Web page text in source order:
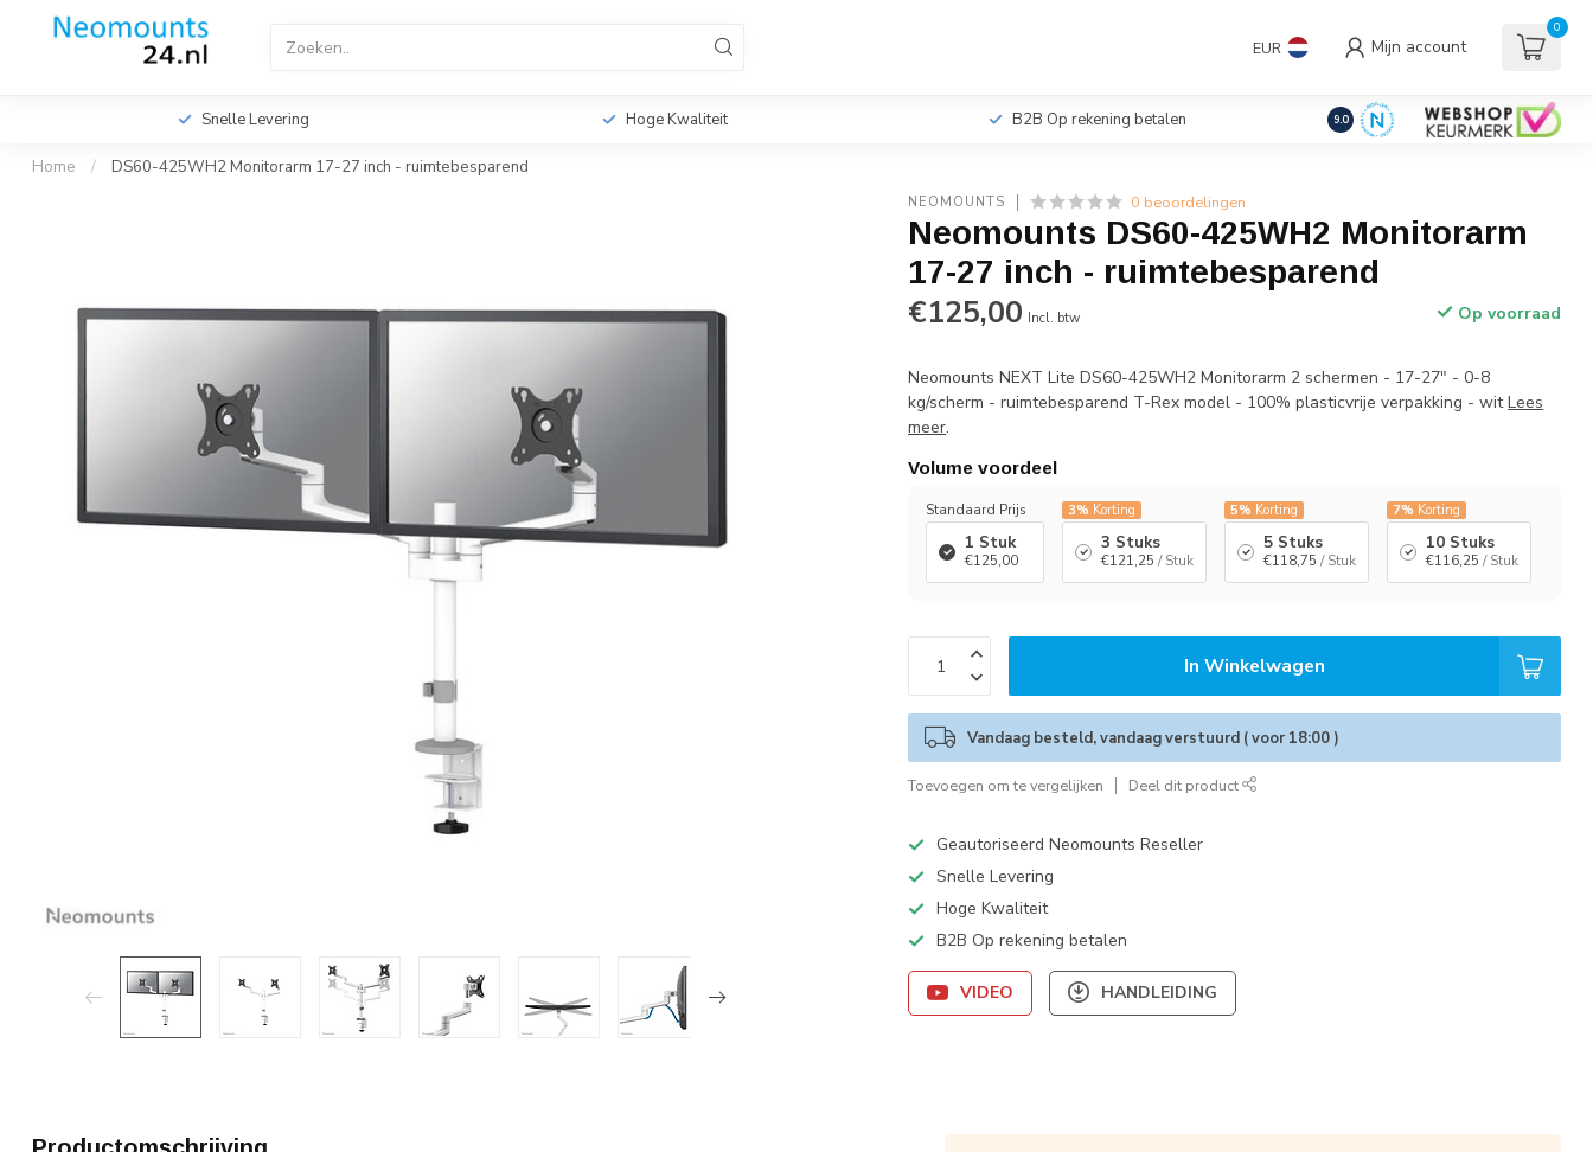
EUR Mijn account
0
Home TV Beugels
Videowall TV Beugels
€Incl. btw
Snelle Levering Hoge Kwaliteit B2B Op rekening betalen 9.0
Home / DS60-425WH2 Monitorarm 17-27 inch - ruimtebesparend
NEOMOUNTS 0 beoordelingen
Neomounts DS60-425WH2 Monitorarm
17-27 inch - ruimtebesparend
€125,00 Incl. btw Op voorraad
Neomounts NEXT Lite DS60-425WH2 Monitorarm 2 schermen - 17-27" - 0-8
kg/scherm - ruimtebesparend T-Rex model - 100% plasticvrije verpakking - witLees
meer.
Volume voordeel
Standaard Prijs
1 Stuk
€125,00
3% Korting
3 Stuks
€121,25 / Stuk
5% Korting
5 Stuks
€118,75 / Stuk
7% Korting
10 Stuks
€116,25 / Stuk
In Winkelwagen
Vandaag besteld, vandaag verstuurd ( voor 18:00 )
Toevoegen om te vergelijken Deel dit product
Geautoriseerd Neomounts Reseller
Snelle Levering
Hoge Kwaliteit
B2B Op rekening betalen
VIDEO HANDLEIDING